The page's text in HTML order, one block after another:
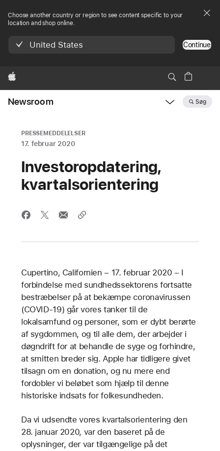
Choose another country or region to see content specific to your
location and shop online.
United States Continue
Apple
Newsroom Søg
PRESSEMEDDELELSER
17. februar 2020
Investoropdatering,
kvartalsorientering
Cupertino, Californien – 17. februar 2020 – I
forbindelse med sundhedssektorens fortsatte
bestræbelser på at bekæmpe coronavirussen
(COVID-19) går vores tanker til de
lokalsamfund og personer, som er dybt berørte
af sygdommen, og til alle dem, der arbejder i
døgndrift for at behandle de syge og forhindre,
at smitten breder sig. Apple har tidligere givet
tilsagn om en donation, og nu mere end
fordobler vi beløbet som hjælp til denne
historiske indsats for folkesundheden.
Da vi udsendte vores kvartalsorientering den
28. januar 2020, var den baseret på de
oplysninger, der var tilgængelige på det